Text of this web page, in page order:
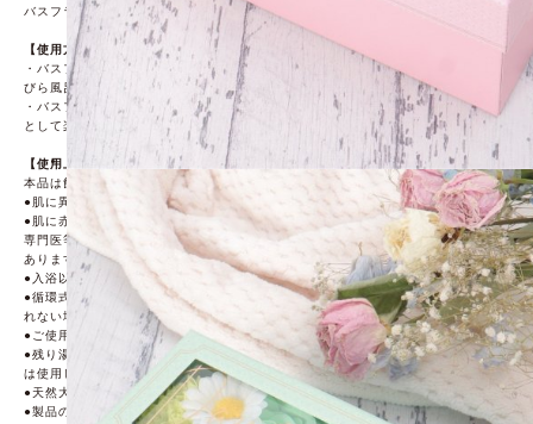
バスフラワー5個
【使用方法】
・バスフラワーを適当な大きさにちぎって浴槽に浮かべてください。鮮やかな花
びら風呂が楽しめます。
・バスフラワーに勢いよくお湯を注げばほんのりとやさしい香りが広がる泡風呂
として楽しめます。
【使用上の注意】
本品は飲食物ではありません
●肌に異常がある時、または肌に合わない時は、ご使用をおやめください。
●肌に赤み・かゆみ・刺激・はれ等の異常があらわれた時はご使用を中止し皮膚科
専門医等へご相談ください。そのままご使用を続けますと症状が悪化することが
あります。
●入浴以外の用途には使わないでください。
●循環式の風呂・全自動給湯器、24時間風呂の場合、機種によってはご使用にな
れない場合があります。お使いの機種の説明書を確認の上ご使用ください。
●ご使用後の追い焚きはおやめください。
●残り湯はなるべく早く流し、浴槽、風呂釜をよく洗ってください。また、洗濯に
は使用しないでください。
●天然大理石浴槽の場合は光沢が失われる場合があります。
●製品の性質上、時間の経過とともに色味が変わったり、まだらになる場合があり